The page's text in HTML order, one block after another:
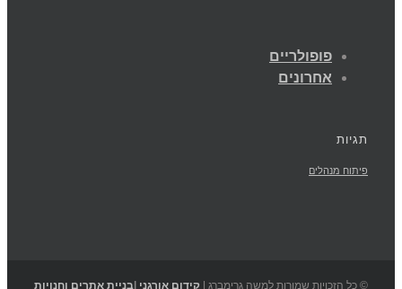
פופולריים
אחרונים
תגיות
פיתוח מנהלים
© כל הזכויות שמורות למשה גרימברג | קידום אורגני בניית אתרים וחנויות